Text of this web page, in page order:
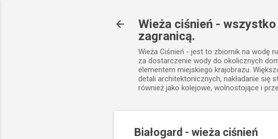
Wieża ciśnień -
zagranicą.
Wieża Ciśnień - jest to zbiornik na wodę
za dostarczenie wody do okolicznych
elementem miejskiego krajobrazu.
detali architektonicznych, nakładanie się
również jako kolejowe, wolnostojące i
Białogard - wieża ciśnień